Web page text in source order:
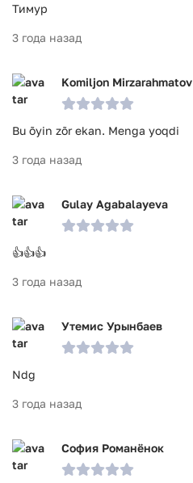
Тимур
3 года назад
Komiljon Mirzarahmatov
Bu õyin zõr ekan. Menga yoqdi
3 года назад
Gulay Agabalayeva
👍👍👍
3 года назад
Утемис Урынбаев
Ndg
3 года назад
София Романёнок